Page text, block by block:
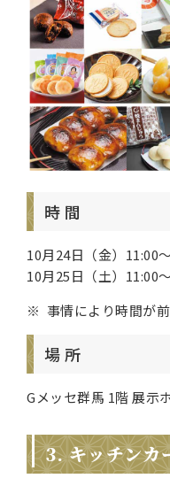
時 間
10月24日（金）11:00
10月25日（土）11:00
事情により時間が
場 所
Gメッセ群馬 1階 展示
3. キッチンカ